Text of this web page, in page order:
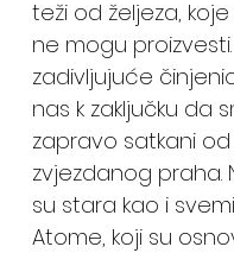
teži od željeza,
ne mogu
zadivljujuće
nas k zaključku da
zapravo satkani od
zvjezdanog praha.
su stara kao i
Atome, koji su